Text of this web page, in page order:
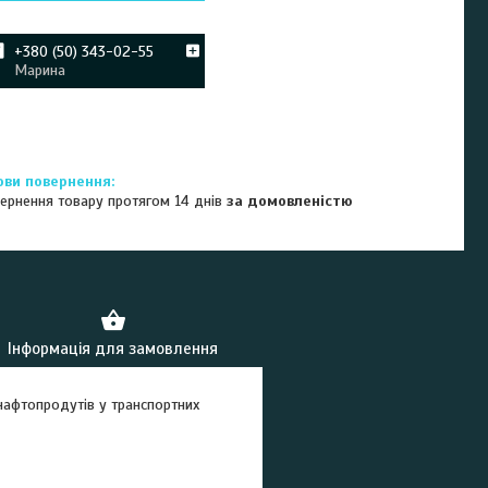
+380 (50) 343-02-55
Марина
товару протягом 14 днівза домовленістю
Інформація для замовлення
у транспортних